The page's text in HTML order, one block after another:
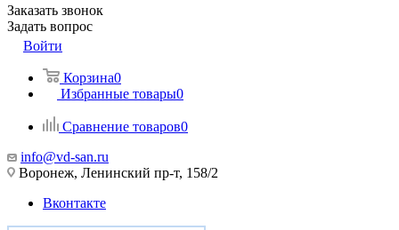
Заказать звонок
Задать вопрос
Войти
Корзина0
Избранные товары0
Сравнение товаров0
info@vd-san.ru
Воронеж, Ленинский пр-т, 158/2
Вконтакте